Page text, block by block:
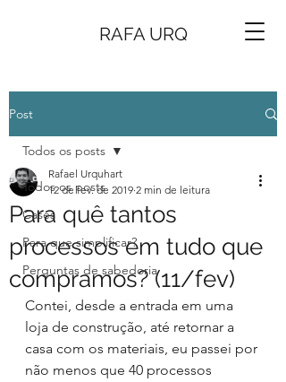
RAFA URQ
Post
Todos os posts
Cases
Para que simplificar?
Perguntas de sabedoria
Todos os posts
Para quê tantos
processos em tudo que
compramos? (11/fev)
Rafael Urquhart
12 de fev. de 2019 2 min de leitura
Contei, desde a entrada em uma
loja de construção, até retornar a
casa com os materiais, eu passei por
não menos que 40 processos